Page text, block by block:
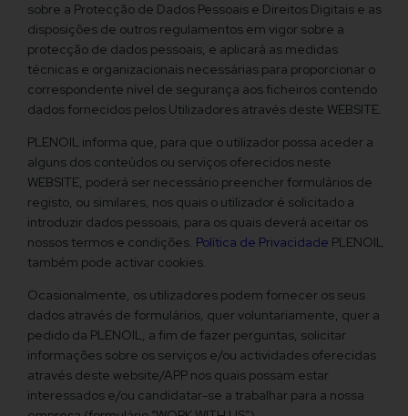
sobre a Protecção de Dados Pessoais e Direitos Digitais e as
disposições de outros regulamentos em vigor sobre a
protecção de dados pessoais, e aplicará as medidas
técnicas e organizacionais necessárias para proporcionar o
correspondente nível de segurança aos ficheiros contendo
dados fornecidos pelos Utilizadores através deste WEBSITE.
PLENOIL informa que, para que o utilizador possa aceder a
alguns dos conteúdos ou serviços oferecidos neste
WEBSITE, poderá ser necessário preencher formulários de
registo, ou similares, nos quais o utilizador é solicitado a
introduzir dados pessoais, para os quais deverá aceitar os
nossos termos e condições. Política de Privacidade PLENOIL
também pode activar cookies.
Ocasionalmente, os utilizadores podem fornecer os seus
dados através de formulários, quer voluntariamente, quer a
pedido da PLENOIL, a fim de fazer perguntas, solicitar
informações sobre os serviços e/ou actividades oferecidas
através deste website/APP nos quais possam estar
interessados e/ou candidatar-se a trabalhar para a nossa